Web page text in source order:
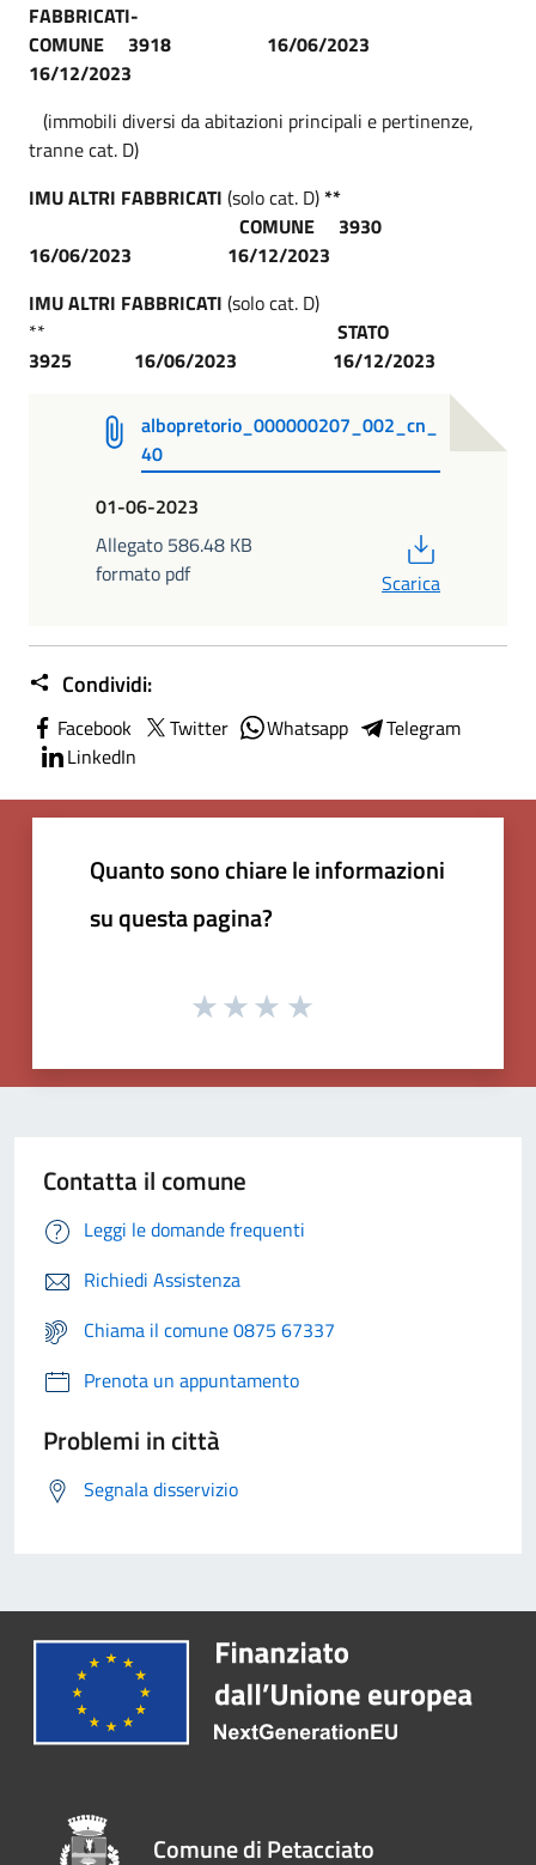
COMUNE 3918 16/06/2023
16/12/2023
(immobili diversi da abitazioni principali e pertinenze,
tranne cat. D)
IMU ALTRI FABBRICATI (solo cat. D)**
COMUNE 3930
16/06/2023 16/12/2023
IMU ALTRI FABBRICATI (solo cat. D)
** STATO
3925 16/06/2023 16/12/2023
albopretorio_000000207_002_cn_
40
01-06-2023
Allegato 586.48 KB
formato pdf
Scarica
Condividi:
Facebook Twitter Whatsapp
Telegram
LinkedIn
Quanto sono chiare le informazioni
su questa pagina?
Contatta il comune
Leggi le domande frequenti
Richiedi Assistenza
Chiama il comune 0875 67337
Prenota un appuntamento
Problemi in città
Segnala disservizio
Comune di Petacciato